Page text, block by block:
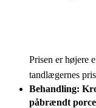
Prisen er højere
tandlægernes
Behandling:
påbrændt